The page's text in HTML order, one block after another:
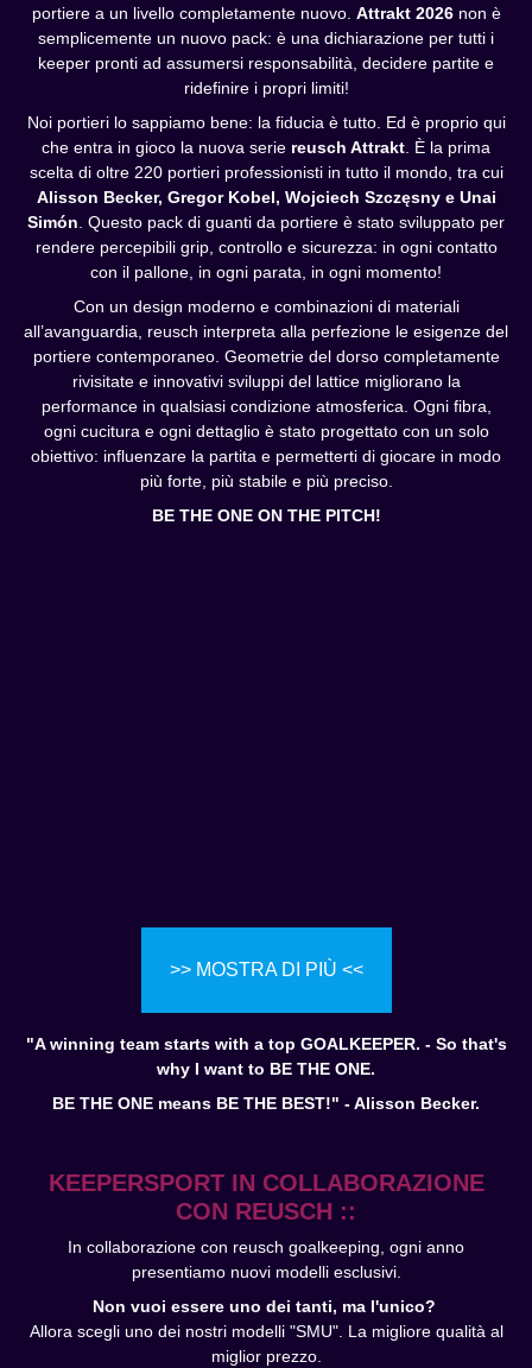
portiere a un livello completamente nuovo. Attrakt 2026non è
semplicemente un nuovo pack: è una dichiarazione per tutti i
keeper pronti ad assumersi responsabilità, decidere partite e
ridefinire i propri limiti!
Noi portieri lo sappiamo bene: la fiducia è tutto. Ed è proprio qui
che entra in gioco la nuova serie reusch Attrakt . È la prima
scelta di oltre 220 portieri professionisti in tutto il mondo, tra cui
Alisson Becker, Gregor Kobel, Wojciech Szczęsny e Unai
Simón . Questo pack di guanti da portiere è stato sviluppato per
rendere percepibili grip, controllo e sicurezza: in ogni contatto
con il pallone, in ogni parata, in ogni momento!
Con un design moderno e combinazioni di materiali
all’avanguardia, reusch interpreta alla perfezione le esigenze del
portiere contemporaneo. Geometrie del dorso completamente
rivisitate e innovativi sviluppi del lattice migliorano la
performance in qualsiasi condizione atmosferica. Ogni fibra,
ogni cucitura e ogni dettaglio è stato progettato con un solo
obiettivo: influenzare la partita e permetterti di giocare in modo
più forte, più stabile e più preciso.
BE THE ONE ON THE PITCH!
>> MOSTRA DI PIÙ <<
"A winning team starts with a top GOALKEEPER. - So that's
why I want to BE THE ONE.
BE THE ONE means BE THE BEST!" - Alisson Becker.
KEEPERSPORT IN COLLABORAZIONE
CON REUSCH ::
In collaborazione con reusch goalkeeping, ogni anno
presentiamo nuovi modelli esclusivi.
Non vuoi essere uno dei tanti, ma l'unico?
Allora scegli uno dei nostri modelli "SMU". La migliore qualità al
miglior prezzo.